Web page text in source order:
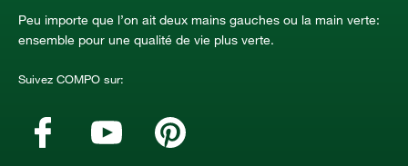
Peu importe que l’on ait deux mains gauches ou la main verte:
ensemble pour une qualité de vie plus verte.
Suivez COMPO sur: